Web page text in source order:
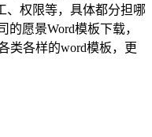
、权限等，具体都分担哪
愿景Word模板下载，
类各样的word模板，更